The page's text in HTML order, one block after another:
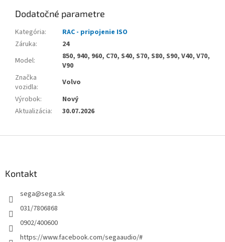
Dodatočné parametre
Kategória:
RAC - pripojenie ISO
Záruka:
24
Model:
850, 940, 960, C70, S40, S70, S80, S90, V40, V70,
V90
Značka
vozidla:
Volvo
Výrobok:
Nový
Aktualizácia: 30.07.2026
Kontakt
sega@sega.sk
031/7806868
0902/400600
https://www.facebook.com/segaaudio/#